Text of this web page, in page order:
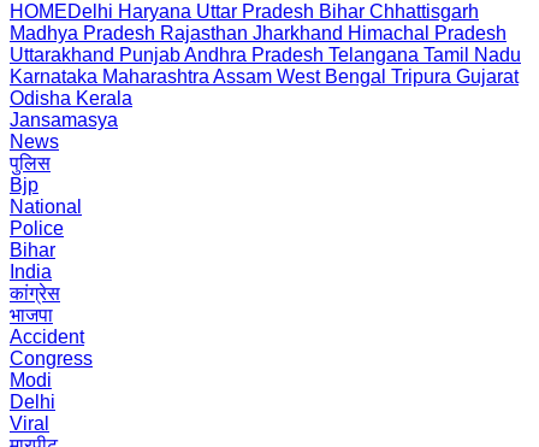
HOMEDelhi Haryana Uttar Pradesh Bihar Chhattisgarh
Madhya Pradesh Rajasthan Jharkhand Himachal Pradesh
Uttarakhand PunjabAndhra Pradesh Telangana Tamil Nadu
Karnataka Maharashtra Assam West Bengal Tripura Gujarat
Odisha Kerala
Jansamasya
News
पुलिस
Bjp
National
Police
Bihar
India
कांग्रेस
भाजपा
Accident
Congress
Modi
Delhi
Viral